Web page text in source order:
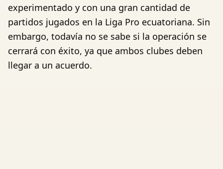
experimentado y con una gran cantidad de
partidos jugados en la Liga Pro ecuatoriana. Sin
embargo, todavía no se sabe si la operación se
cerrará con éxito, ya que ambos clubes deben
llegar a un acuerdo.